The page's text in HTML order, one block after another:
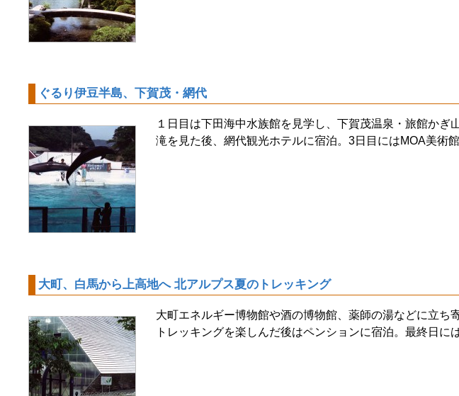
ぐるり伊豆半島、下賀茂・網代
１日目は下田海中水族館を見学し、下賀茂温泉・旅館か
滝を見た後、網代観光ホテルに宿泊。3日目にはMOA美術館
大町、白馬から上高地へ 北アルプス夏のトレッキング
大町エネルギー博物館や酒の博物館、薬師の湯などに立
トレッキングを楽しんだ後はペンションに宿泊。最終日に